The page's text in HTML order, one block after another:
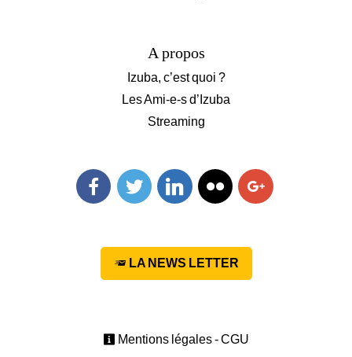
A propos
Izuba, c’est quoi ?
Les Ami-e-s d’Izuba
Streaming
LA NEWS LETTER
Mentions légales - CGU